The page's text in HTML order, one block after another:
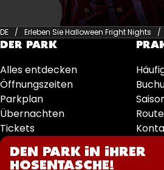
DE Erleben Sie Halloween Fright Nights
DER PARK
Alles entdecken
Öffnungszeiten
Parkplan
Übernachten
Tickets
DEN PARK IN IHRER
HOSENTASCHE!